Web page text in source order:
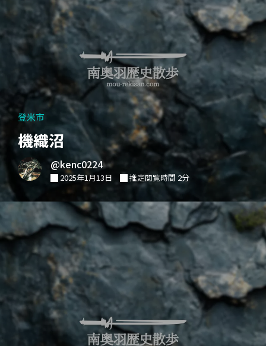
登米市
機織沼
@kenc0224
2025年1月13日 推定閲覧時間 2分